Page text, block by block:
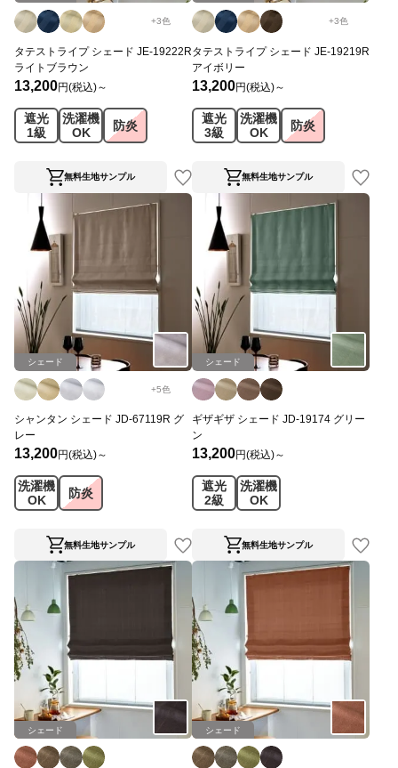
+3色
タテストライプ シェード JE-19222R
ライトブラウン
13,200円(税込)～
遮光
1級
洗濯機
OK
防炎
無料生地サンプル
+3色
タテストライプ シェード JE-19219R
アイボリー
13,200円(税込)～
遮光
3級
洗濯機
OK
防炎
無料生地サンプル
シェード
+5色
シャンタン シェード JD-67119R グ
レー
13,200円(税込)～
洗濯機
OK
防炎
無料生地サンプル
シェード
ギザギザ シェード JD-19174 グリー
ン
13,200円(税込)～
遮光
2級
洗濯機
OK
無料生地サンプル
シェード シェード